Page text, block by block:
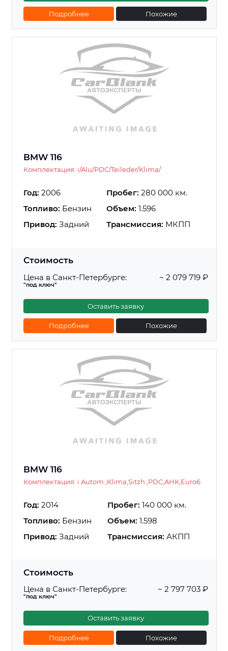
Подробнее Похожие
BMW 116
Комплектация: i/Alu/PDC/Teileder/Klima/
Год: 2006 Пробег: 280 000 км.
Топливо: Бензин Объем: 1.596
Привод: Задний Трансмиссия: МКПП
Стоимость
Цена в Санкт-Петербурге:
"под ключ"
~ 2 079 719 ₽
Оставить заявку
Подробнее Похожие
BMW 116
Комплектация: i Autom.,Klima,Sitzh.,PDC,AHK,Euro6
Год: 2014 Пробег: 140 000 км.
Топливо: Бензин Объем: 1.598
Привод: Задний Трансмиссия: АКПП
Стоимость
Цена в Санкт-Петербурге:
"под ключ"
~ 2 797 703 ₽
Оставить заявку
Подробнее Похожие